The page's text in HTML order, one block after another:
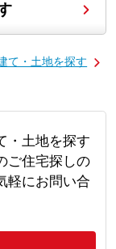
て・土地を探す
・土地を探す
ご住宅探しの
軽にお問い合